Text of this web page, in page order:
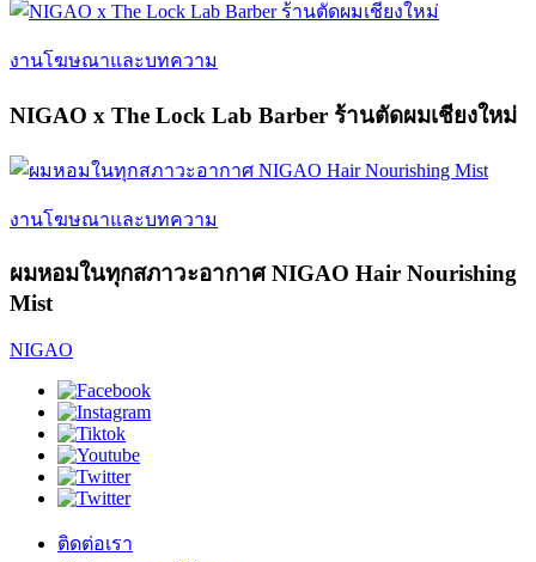
งานโฆษณาและบทความ
NIGAO x The Lock Lab Barber ร้านตัดผมเชียงใหม่
งานโฆษณาและบทความ
ผมหอมในทุกสภาวะอากาศ NIGAO Hair Nourishing
Mist
NIGAO
ติดต่อเรา